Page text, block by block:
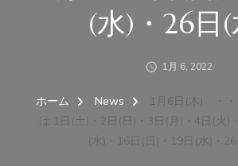
(水)・26日
1月 6, 2022
ホーム News
1月6日(木) ・・
は 1日(土)・2日(日)・3日(月)・4日(火)
(水)・16日(日)・19日(水)・